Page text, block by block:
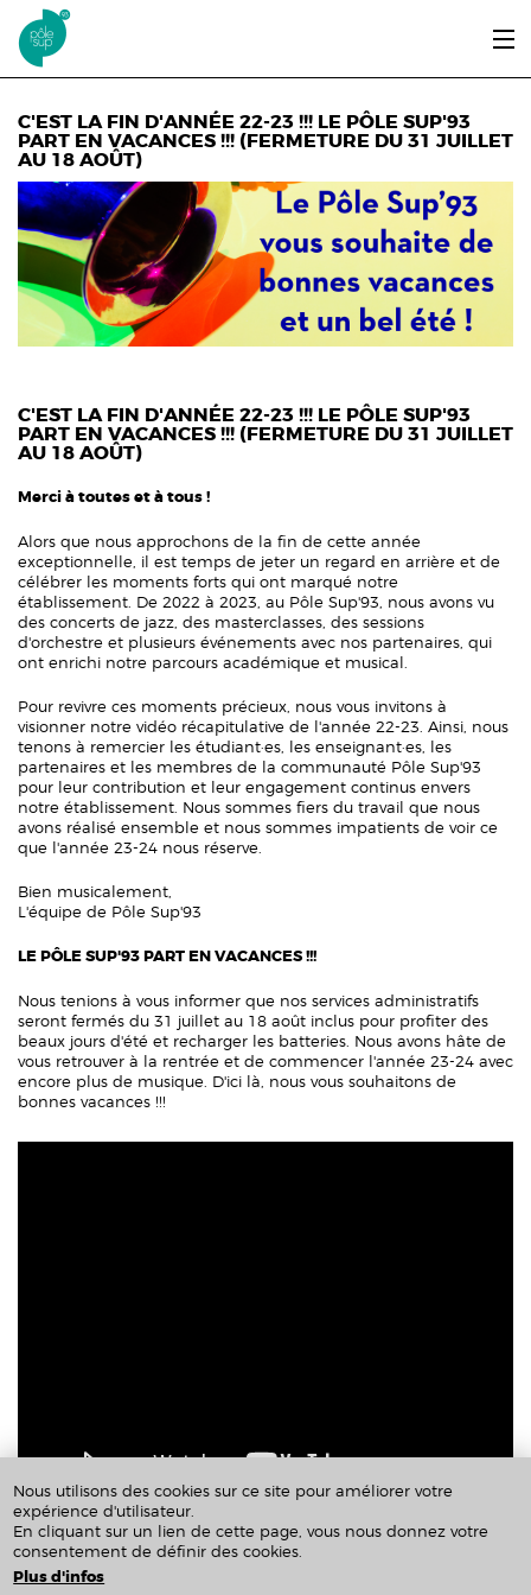
Aller au contenu principal
ENTRER ET SE FORMER
ÉTUDIANTS / DIPLÔMÉS
ÉCOUTER, VOIR & LIRE
INFOS PRATIQUES
C'EST LA FIN D'ANNÉE 22-23 !!! LE PÔLE SUP'93
PART EN VACANCES !!! (FERMETURE DU 31 JUILLET
AU 18 AOÛT)
C'EST LA FIN D'ANNÉE 22-23 !!! LE PÔLE SUP'93
PART EN VACANCES !!! (FERMETURE DU 31 JUILLET
AU 18 AOÛT)
Merci à toutes et à tous !
Alors que nous approchons de la fin de cette année
exceptionnelle, il est temps de jeter un regard en arrière et de
célébrer les moments forts qui ont marqué notre
établissement. De 2022 à 2023, au Pôle Sup'93, nous avons vu
des concerts de jazz, des masterclasses, des sessions
d'orchestre et plusieurs événements avec nos partenaires, qui
ont enrichi notre parcours académique et musical.
Pour revivre ces moments précieux, nous vous invitons à
visionner notre vidéo récapitulative de l'année 22-23. Ainsi, nous
tenons à remercier les étudiant·es, les enseignant·es, les
partenaires et les membres de la communauté Pôle Sup'93
pour leur contribution et leur engagement continus envers
notre établissement. Nous sommes fiers du travail que nous
avons réalisé ensemble et nous sommes impatients de voir ce
que l'année 23-24 nous réserve.
Bien musicalement,
L'équipe de Pôle Sup'93
LE PÔLE SUP'93 PART EN VACANCES !!!
Nous tenions à vous informer que nos services administratifs
seront fermés du 31 juillet au 18 août inclus pour profiter des
beaux jours d'été et recharger les batteries. Nous avons hâte de
vous retrouver à la rentrée et de commencer l'année 23-24 avec
encore plus de musique. D'ici là, nous vous souhaitons de
bonnes vacances !!!
11/07/2023 - 23:45
Nous utilisons des cookies sur ce site pour améliorer votre
expérience d'utilisateur.
En cliquant sur un lien de cette page, vous nous donnez votre
consentement de définir des cookies.
Plus d'infos